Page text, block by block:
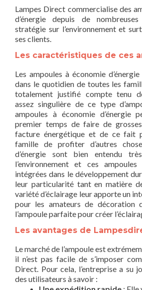
Lampes Direct commercialise des
d’énergie depuis de
stratégie sur l’environnement et
ses clients.
Les caractéristiques de ces
Les ampoules à économie
dans le quotidien de toutes les
totalement justifié compte tenu
assez singulière de ce type
ampoules à économie d’énergie
premier temps de faire de
facture énergétique et de ce fait
famille de profiter d’autres
d’énergie sont bien entendu
l’environnement et ces
intégrées dans le développement
leur particularité tant en matière
variété d’éclairage leur apporte un
pour les amateurs de décoration
l’ampoule parfaite pour créer
Les avantages de
Le marché de l’ampoule est
il n’est pas facile de s’imposer
Direct. Pour cela, l’entreprise a su
des utilisateurs à savoir :